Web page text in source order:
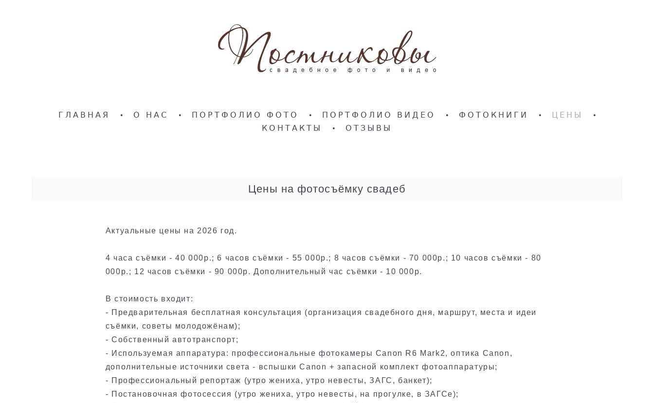
ГЛАВНАЯ • О НАС • ПОРТФОЛИО ФОТО • ПОРТФОЛИО ВИДЕО • ФОТОКНИГИ • ЦЕНЫ
•
КОНТАКТЫ
• ОТЗЫВЫ
Цены на фотосъёмку свадеб
Актуальные цены на 2026 год.
4 часа съёмки - 40 000р.; 6 часов съёмки - 55 000р.; 8 часов съёмки - 70 000р.; 10 часов съёмки - 80
000р.; 12 часов съёмки - 90 000р. Дополнительный час съёмки - 10 000р.
В стоимость входит:
- Предварительная бесплатная консультация (организация свадебного дня, маршрут, места и идеи
съёмки, советы молодожёнам);
- Собственный автотранспорт;
- Используемая аппаратура: профессиональные фотокамеры Canon R6 Mark2, оптика Canon,
дополнительные источники света - вспышки Canon + запасной комплект фотоаппаратуры;
- Профессиональный репортаж (утро жениха, утро невесты, ЗАГС, банкет);
- Постановочная фотосессия (утро жениха, утро невесты, на прогулке, в ЗАГСе);